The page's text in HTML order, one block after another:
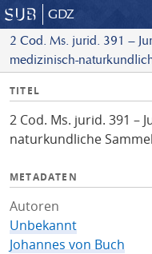
GDZ
2 Cod. Ms. jurid. 391 –
medizinisch-
I
f
o
TITEL
2 Cod. Ms. jurid. 391 –
naturkundliche
METADATEN
Autoren
Unbekannt
Johannes von Buch